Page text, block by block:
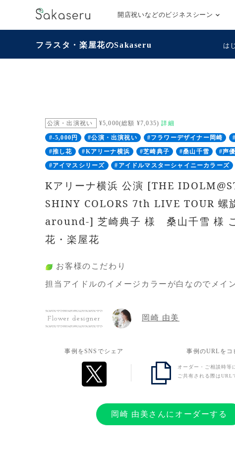
開店祝いなどのビジネスシーン
フラスタ・楽屋花のSakaseru は
公演・出演祝い ¥5,000(総額 ¥7,035)詳細
#-5,000円 #公演・出演祝い #フラワーデザイナー岡崎
#推し花
#Kアリーナ横浜 #芝崎典子 #桑山千雪
#声優
#アイマスシリーズ
#アイドルマスターシャイニーカラーズ
Kアリーナ横浜 公演 [THE
SHINY COLORS 7th LIVE TOUR 螺
around-] 芝崎典子 様 桑山千雪 様
花・楽屋花
お客様のこだわり
担当アイドルのイメージカラーが白なのでメイ
リアはマストで頼んでお姉さんキャラではある
い一面もあるのでそのイメージで基本的にはお
お客様の想い
が伝わればと思いお贈りさせていただきました
Flower designer 岡崎 由美
事例をSNSでシェア 事例のURLをコ
オーダー・ご相談時等
ご共有される際はURL
岡崎 由美さんにオーダーする